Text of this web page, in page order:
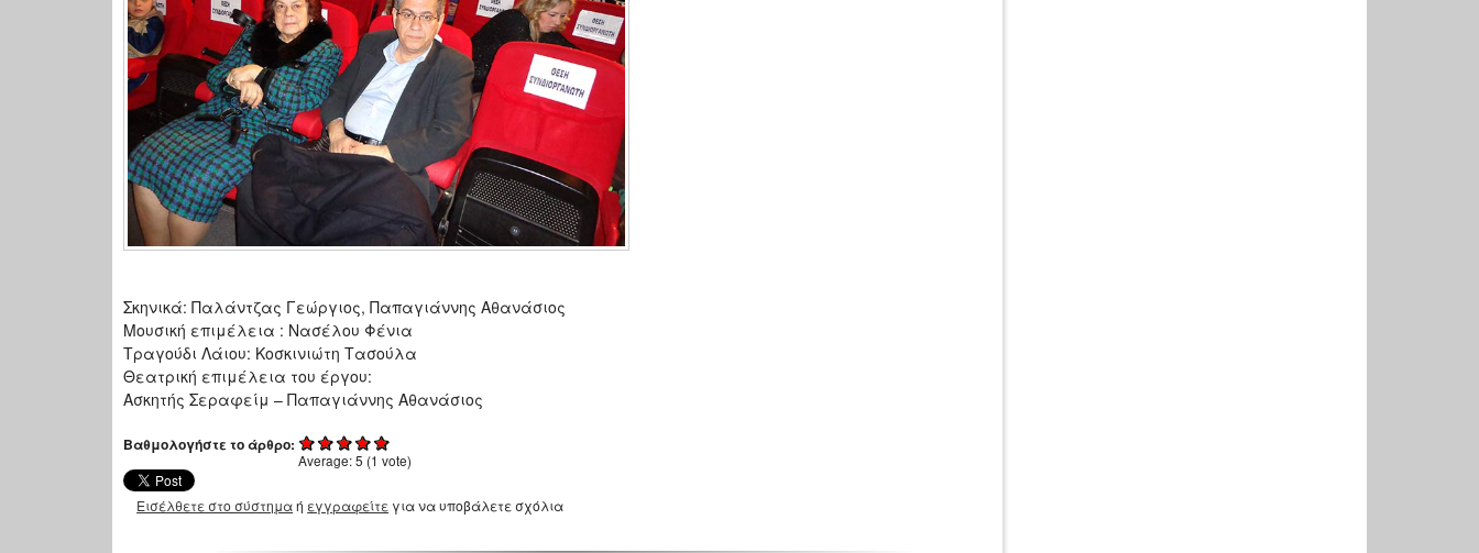
Σκηνικά: Παλάντζας Γεώργιος, Παπαγιάννης Αθανάσιος
Μουσική επιμέλεια : Νασέλου Φένια
Τραγούδι Λάιου: Κοσκινιώτη Τασούλα
Θεατρική επιμέλεια του έργου:
Ασκητής Σεραφείμ – Παπαγιάννης Αθανάσιος
Βαθμολογήστε το άρθρο:
Average:5 (1 vote)
Εισέλθετε στο σύστημαή εγγραφείτε για να υποβάλετε σχόλια